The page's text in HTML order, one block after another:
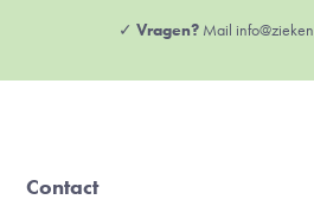
✓ Vragen?Mail
Contact